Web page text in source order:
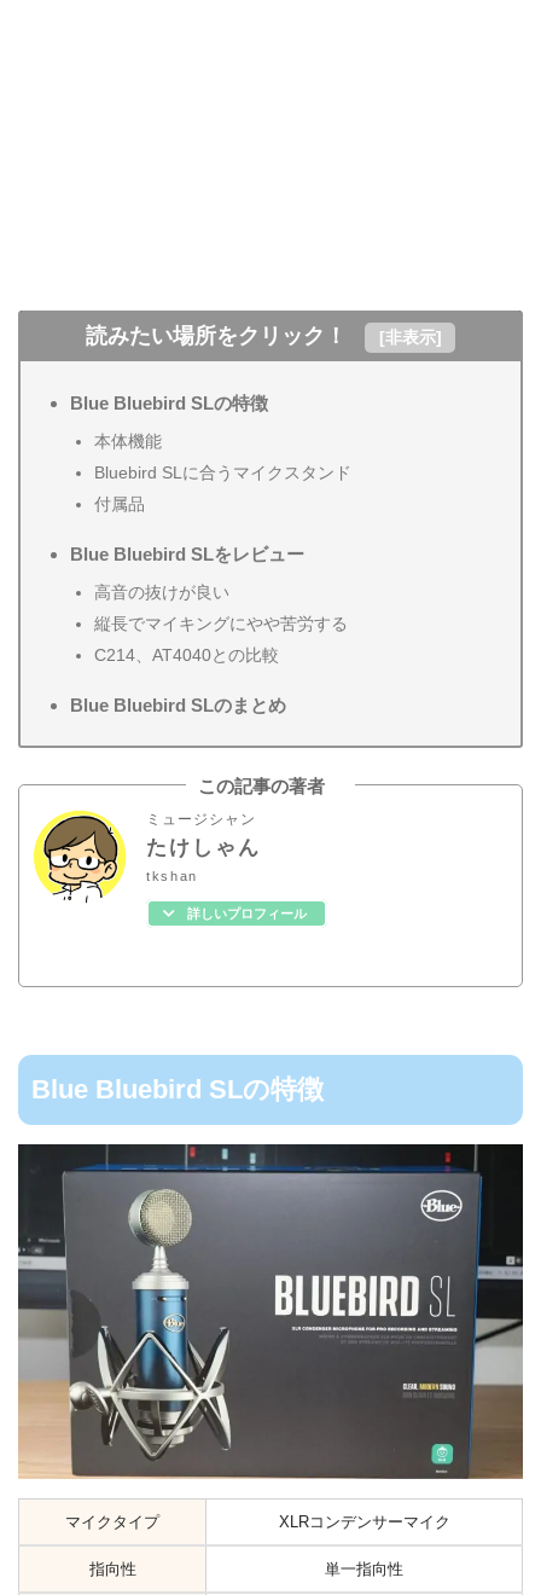
読みたい場所をクリック！ [非表示]
Blue Bluebird SLの特徴
本体機能
Bluebird SLに合うマイクスタンド
付属品
Blue Bluebird SLをレビュー
高音の抜けが良い
縦長でマイキングにやや苦労する
C214、AT4040との比較
Blue Bluebird SLのまとめ
この記事の著者
ミュージシャン
たけしゃん
tkshan
詳しいプロフィール
Blue Bluebird SLの特徴
マイクタイプ XLRコンデンサーマイク
指向性 単一指向性